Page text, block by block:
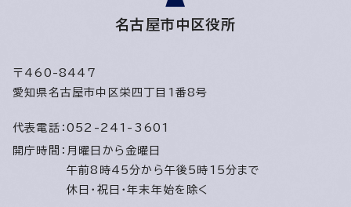
名古屋市中区役所
〒460-8447
愛知県名古屋市中区栄四丁目1番8号
代表電話： 052-241-3601
開庁時間： 月曜日から金曜日
午前8時45分から午後5時15分まで
休日・祝日・年末年始を除く